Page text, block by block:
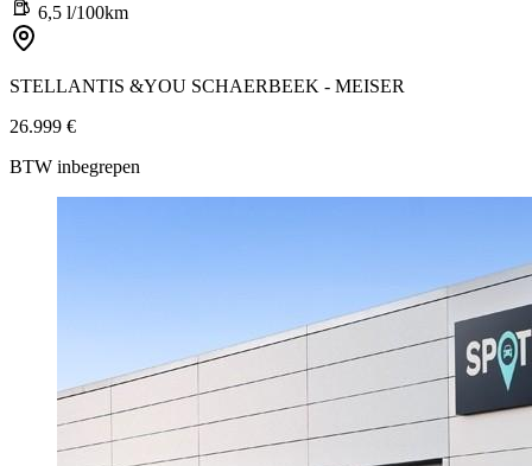
6,5 l/100km
STELLANTIS &YOU SCHAERBEEK - MEISER
26.999 €
BTW inbegrepen